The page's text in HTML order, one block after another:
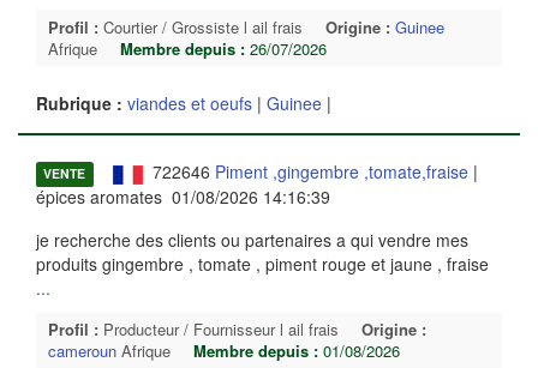
Profil : Courtier / Grossiste l ail frais Origine : Guinee
Afrique
Membre depuis : 26/07/2026
Rubrique : viandes et oeufs | Guinee |
VENTE 722646 Piment ,gingembre ,tomate,fraise|
épices aromates 01/08/2026 14:16:39
je recherche des clients ou partenaires a qui vendre mes
produits gingembre , tomate , piment rouge et jaune , fraise
...
Profil : Producteur / Fournisseur l ail frais
Origine :
cameroun Afrique Membre depuis : 01/08/2026